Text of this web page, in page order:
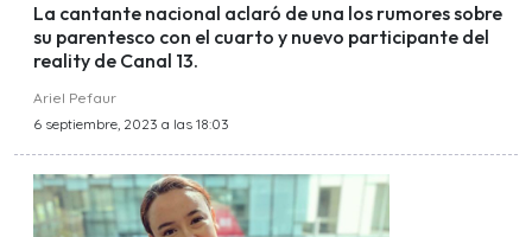
La cantante nacional aclaró de una los rumores sobre
su parentesco con el cuarto y nuevo participante del
reality de Canal 13.
Ariel Pefaur
6 septiembre, 2023 a las 18:03